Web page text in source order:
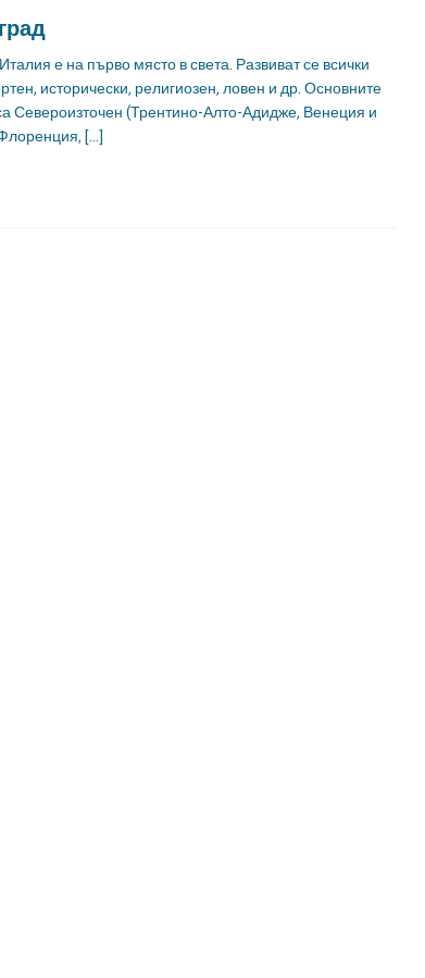
е на първо място в света. Развиват се всички
исторически, религиозен, ловен и др. Основните
Североизточен (Трентино-Алто-Адидже, Венеция и
[…]